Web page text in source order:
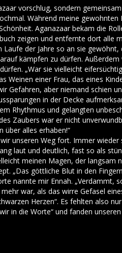
vorschlug, sondern
Während meine
Aganazaar bekam die
zeigen und entfernte dort alle
der Jahre so an sie
kämpfen zu dürfen.
„War sie vielleicht
einer Frau, das eines
Gefahren, aber niemand schien
in der Decke
Rhythmus und gelangten
Zaubers war er nicht
über alles erhaben!“
unseren Weg fort. Immer wieder
laut und deutlich, fast so als
meinen Magen, der langsam
„Das göttliche Blut in den
nannte mir Ennah. „Verdammt,
war, als das wirre Gefasel
Herzen“. Es fehlten also
in die Worte“ und fanden